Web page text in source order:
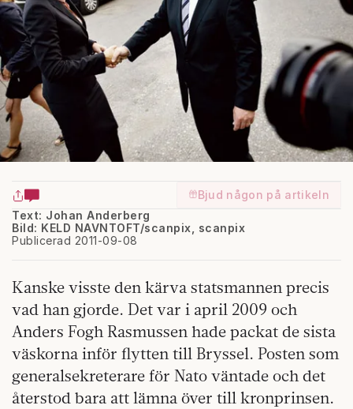
Bjud någon på artikeln
Text: Johan Anderberg
Publicerad 2011-09-08
Bild: KELD NAVNTOFT/scanpix, scanpix
Kanske visste den kärva statsmannen precis
vad han gjorde. Det var i april 2009 och
Anders Fogh Rasmussen hade packat de sista
väskorna inför flytten till Bryssel. Posten som
generalsekreterare för Nato väntade och det
återstod bara att lämna över till kronprinsen.